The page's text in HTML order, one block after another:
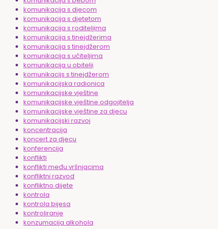
komunikacija s djecom
komunikacija s djetetom
komunikacija s roditeljima
komunikacija s tinejdžerima
komunikacija s tinejdžerom
komunikacija s učiteljima
komunikacija u obitelji
komunikacijs s tinejdžerom
komunikacijska radionica
komunikacijske vještine
komunikacijske vještine odgojitelja
komunikacijske vještine za djecu
komunikacijski razvoj
koncentracija
koncert za djecu
konferencija
konflikti
konflikti među vršnjacima
konfliktni razvod
konfliktno dijete
kontrola
kontrola bijesa
kontroliranje
konzumacija alkohola